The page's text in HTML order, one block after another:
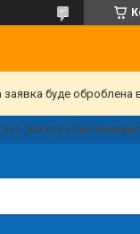
буде оброблена
вул. Богдана